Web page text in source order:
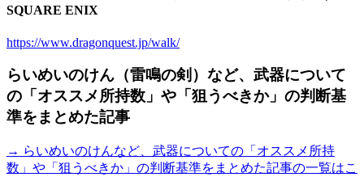
SQUARE ENIX
https://www.dragonquest.jp/walk/
らいめいのけん（雷鳴の剣）など、武器について
の「オススメ所持数」や「狙うべきか」の判断基
準をまとめた記事
→ らいめいのけんなど、武器についての「オススメ所持
数」や「狙うべきか」の判断基準をまとめた記事の一覧はこ